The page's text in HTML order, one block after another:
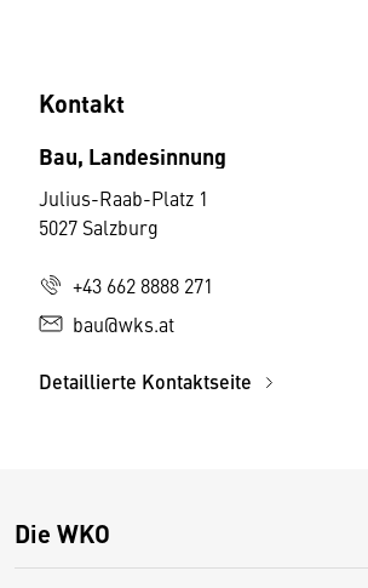
Kontakt
Bau, Landesinnung
Julius-Raab-Platz 1
5027 Salzburg
+43 662 8888 271
bau@wks.at
Detaillierte Kontaktseite
Die WKO